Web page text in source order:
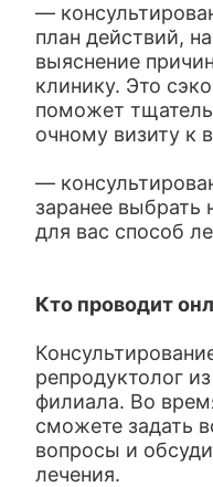
—
план действий,
выяснение
клинику. Это
поможет
очному визиту к
—
заранее выбрать
для вас способ
Кто проводит
репродуктолог
филиала. Во
сможете задать
вопросы и
лечения.